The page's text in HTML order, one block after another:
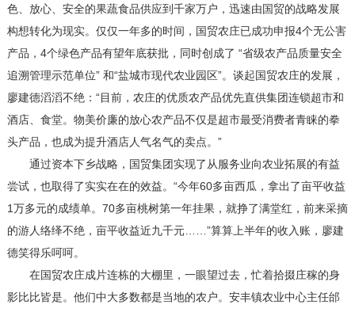
色、放心、安全的果蔬食品供应到千家万户，迅速由国贸的战略发展
构想转化为现实。仅仅一年多的时间，国贸农庄已成功申报4个无公害
产品，4个绿色产品有望年底获批，同时创成了 “省级农产品质量安全
追溯管理示范单位” 和“盐城市现代农业园区”。谈起国贸农庄的发展，
廖建德滔滔不绝：“目前，农庄的优质农产品优先直供集团连锁超市和
酒店、食堂。物美价廉的放心农产品不仅是超市最受消费者青睐的拳
头产品，也成为提升酒店人气名气的卖点。”
通过资本下乡战略，国贸集团实现了从服务业向农业拓展的有益
尝试，也取得了实实在在的效益。“今年60多亩西瓜，拿出了亩平收益
1万多元的成绩单。70多亩桃树第一年挂果，就挣了满堂红，前来采摘
的游人络绎不绝，亩平收益近九千元……”算算上半年的收入账，廖建
德笑得乐呵呵。
在国贸农庄成片连栋的大棚里，一眼望过去，忙着拾掇庄稼的身
影比比皆是。他们中大多数都是当地的农户。安丰镇农业中心主任邰